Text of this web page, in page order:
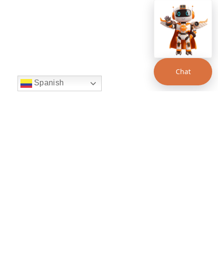
Spanish
Chat